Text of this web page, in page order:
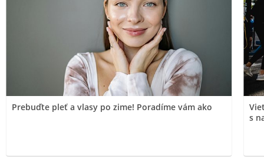
Prebuďte pleť a vlasy po zime! Poradíme vám ako
s